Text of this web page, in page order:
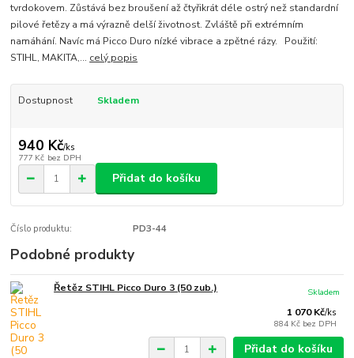
tvrdokovem. Zůstává bez broušení až čtyřikrát déle ostrý než standardní
pilové řetězy a má výrazně delší životnost. Zvláště při extrémním
namáhání. Navíc má Picco Duro nízké vibrace a zpětné rázy. Použití:
STIHL, MAKITA,... celý popis
Dostupnost Skladem
940 Kč/ks
777 Kč bez DPH
Přidat do košíku
Číslo produktu: PD3-44
Podobné produkty
Řetěz STIHL Picco Duro 3 (50 zub.)
1 070 Kč/ks
884 Kč bez DPH
Skladem
Přidat do košíku